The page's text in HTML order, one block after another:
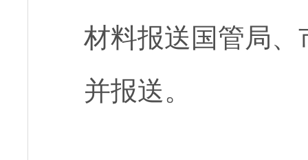
材料报送国管局
并报送。